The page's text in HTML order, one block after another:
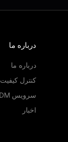
درباره ما
درباره ما
کنترل کیفیت
سرویس OEM/ODM
اخبار